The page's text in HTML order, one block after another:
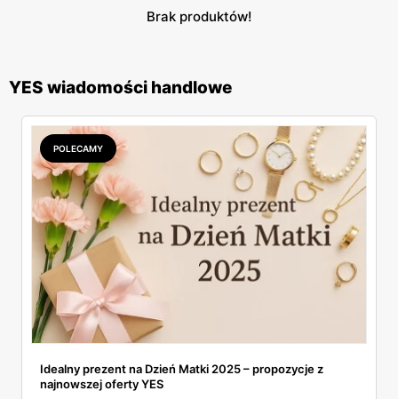
Brak produktów!
YES wiadomości handlowe
POLECAMY
Idealny prezent na Dzień Matki 2025 – propozycje z
najnowszej oferty YES